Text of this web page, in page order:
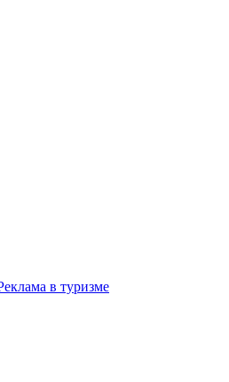
в туризме